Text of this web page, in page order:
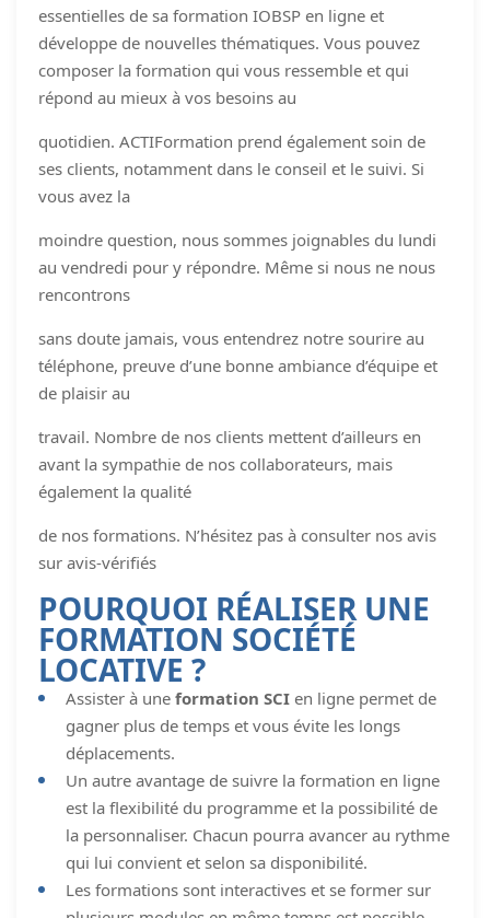
essentielles de sa formation IOBSP en ligne et
développe de nouvelles thématiques. Vous pouvez
composer la formation qui vous ressemble et qui
répond au mieux à vos besoins au
quotidien. ACTIFormation prend également soin de
ses clients, notamment dans le conseil et le suivi. Si
vous avez la
moindre question, nous sommes joignables du lundi
au vendredi pour y répondre. Même si nous ne nous
rencontrons
sans doute jamais, vous entendrez notre sourire au
téléphone, preuve d’une bonne ambiance d’équipe et
de plaisir au
travail. Nombre de nos clients mettent d’ailleurs en
avant la sympathie de nos collaborateurs, mais
également la qualité
de nos formations. N’hésitez pas à consulter nos avis
sur avis-vérifiés
POURQUOI RÉALISER UNE
FORMATION SOCIÉTÉ
LOCATIVE ?
Assister à une formation SCI en ligne permet de
gagner plus de temps et vous évite les longs
déplacements.
Un autre avantage de suivre la formation en ligne
est la flexibilité du programme et la possibilité de
la personnaliser. Chacun pourra avancer au rythme
qui lui convient et selon sa disponibilité.
Les formations sont interactives et se former sur